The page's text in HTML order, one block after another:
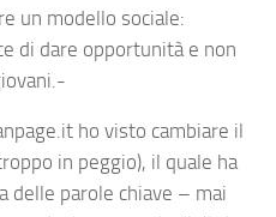
un modello sociale:
di dare opportunità e non
ho visto cambiare il
in peggio), il quale ha
delle parole chiave – mai